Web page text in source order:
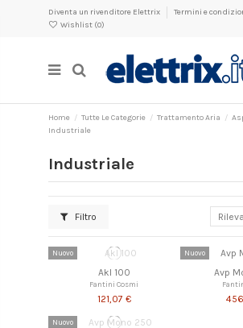
Diventa un rivenditore Elettrix
Termini e
Wishlist (0)
Home Tutte Le Categorie Trattamento Aria
Industriale
Industriale
Filtro
Nuovo
Akl 100
Fantini Cosmi
121,07 €
Nuovo
Avp
Nuovo